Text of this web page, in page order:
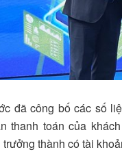
đã công bố các số
thanh toán của
thành có tài